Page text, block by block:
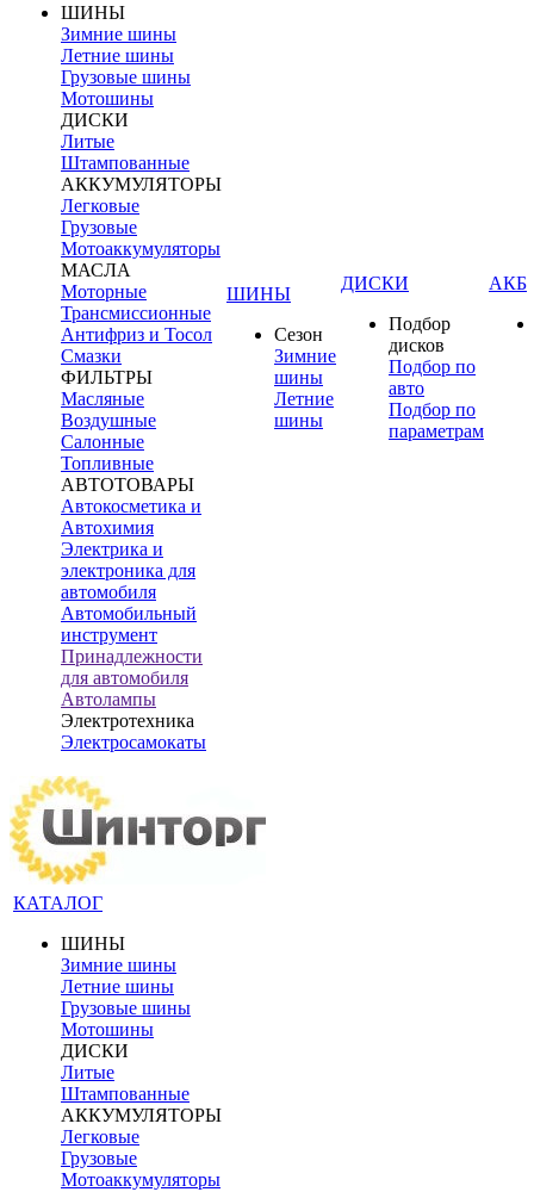
ШИНЫ
Зимние шины
Летние шины
Грузовые шины
Мотошины
ДИСКИ
Литые
Штампованные
АККУМУЛЯТОРЫ
Легковые
Грузовые
Мотоаккумуляторы
МАСЛА
Моторные
Трансмиссионные
Антифриз и Тосол
Смазки
ФИЛЬТРЫ
Масляные
Воздушные
Салонные
Топливные
АВТОТОВАРЫ
Автокосметика и
Автохимия
Электрика и
электроника для
автомобиля
Автомобильный
инструмент
Принадлежности
для автомобиля
Автолампы
Электротехника
Электросамокаты
ШИНЫ
Сезон
Зимние
шины
Летние
шины
ДИСКИ
Подбор
дисков
Подбор по
авто
Подбор по
параметрам
АКБ
КАТАЛОГ
ШИНЫ
Зимние шины
Летние шины
Грузовые шины
Мотошины
ДИСКИ
Литые
Штампованные
АККУМУЛЯТОРЫ
Легковые
Грузовые
Мотоаккумуляторы